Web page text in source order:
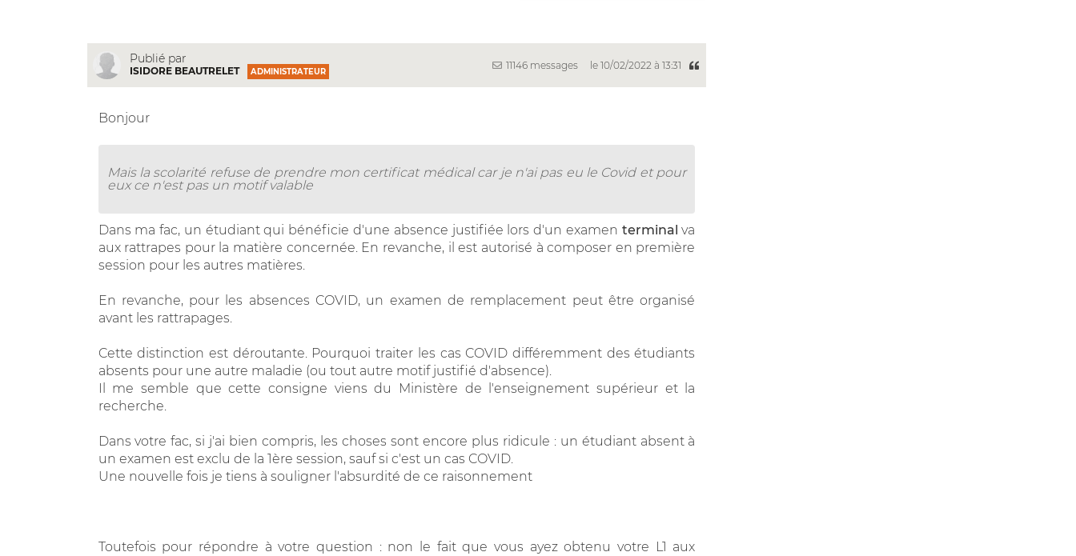
Publié par
ISIDORE BEAUTRELET ADMINISTRATEUR
11146 messages le 10/02/2022 à 13:31
Bonjour
Mais la scolarité refuse de prendre mon certificat médical car je n'ai pas eu le Covid et pour
eux ce n'est pas un motif valable
Dans ma fac, un étudiant qui bénéficie d'une absence justifiée lors d'un examen terminal va
aux rattrapes pour la matière concernée. En revanche, il est autorisé à composer en première
session pour les autres matières.
En revanche, pour les absences COVID, un examen de remplacement peut être organisé
avant les rattrapages.
Cette distinction est déroutante. Pourquoi traiter les cas COVID différemment des étudiants
absents pour une autre maladie (ou tout autre motif justifié d'absence).
Il me semble que cette consigne viens du Ministère de l'enseignement supérieur et la
recherche.
Dans votre fac, si j'ai bien compris, les choses sont encore plus ridicule : un étudiant absent à
un examen est exclu de la 1ère session, sauf si c'est un cas COVID.
Une nouvelle fois je tiens à souligner l'absurdité de ce raisonnement
Toutefois pour répondre à votre question : non le fait que vous ayez obtenu votre L1 aux